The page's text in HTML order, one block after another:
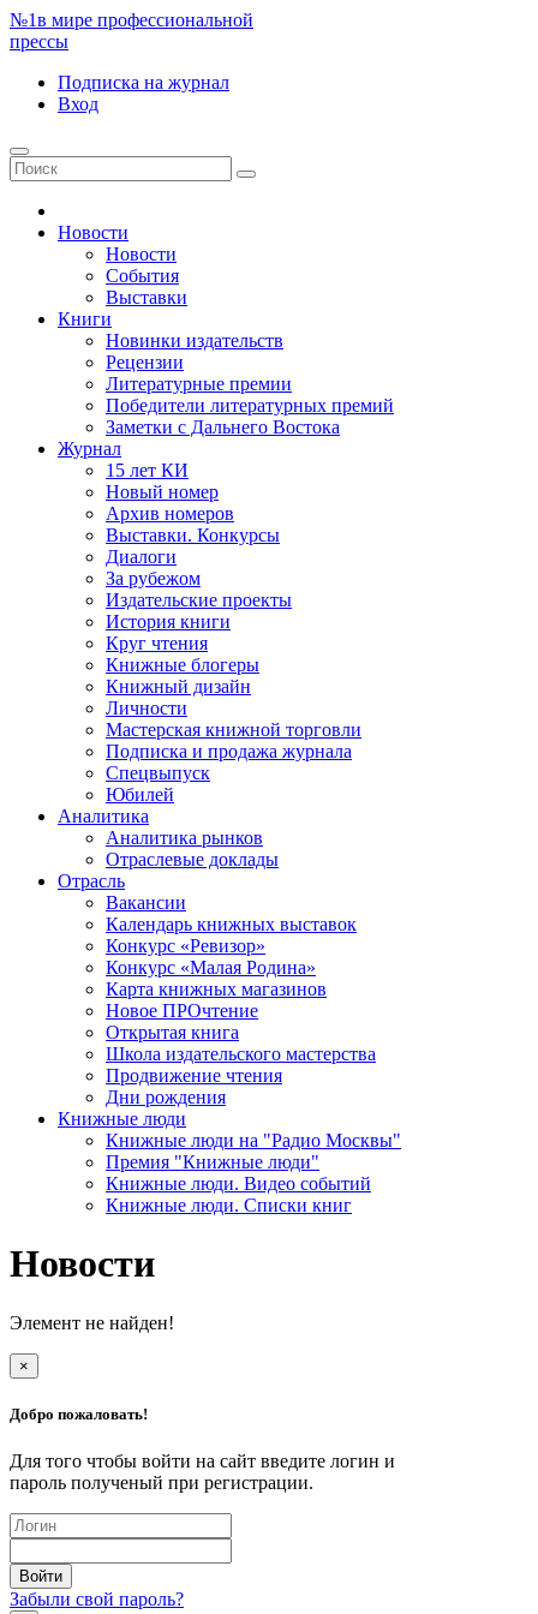
№1в мире профессиональной
прессы
Подписка на журнал
Вход
Новости
Новости
События
Выставки
Книги
Новинки издательств
Рецензии
Литературные премии
Победители литературных премий
Заметки с Дальнего Востока
Журнал
15 лет КИ
Новый номер
Архив номеров
Выставки. Конкурсы
Диалоги
За рубежом
Издательские проекты
История книги
Круг чтения
Книжные блогеры
Книжный дизайн
Личности
Мастерская книжной торговли
Подписка и продажа журнала
Спецвыпуск
Юбилей
Аналитика
Аналитика рынков
Отраслевые доклады
Отрасль
Вакансии
Календарь книжных выставок
Конкурс «Ревизор»
Конкурс «Малая Родина»
Карта книжных магазинов
Новое ПРОчтение
Открытая книга
Школа издательского мастерства
Продвижение чтения
Дни рождения
Книжные люди
Книжные люди на "Радио Москвы"
Премия "Книжные люди"
Книжные люди. Видео событий
Книжные люди. Списки книг
Новости
Элемент не найден!
×
Добро пожаловать!
Для того чтобы войти на сайт введите логин и
пароль полученый при регистрации.
Забыли свой пароль?